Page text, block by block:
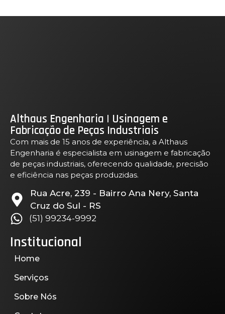
Althaus Engenharia | Usinagem e
Fabricação de Peças Industriais
Com mais de 15 anos de experiência, a Althaus
Engenharia é especialista em usinagem e fabricação
de peças industriais, oferecendo qualidade, precisão
e eficiência nas peças produzidas.
Rua Acre, 239 - Bairro Ana Nery, Santa
Cruz do Sul - RS
(51) 99234-9992
Institucional
Home
Serviços
Sobre Nós